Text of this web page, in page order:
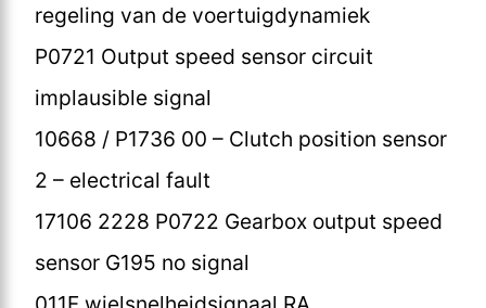
regeling van de voertuigdynamiek
P0721 Output speed sensor circuit
implausible signal
10668 / P1736 00 – Clutch position sensor
2 – electrical fault
17106 2228 P0722 Gearbox output speed
sensor G195 no signal